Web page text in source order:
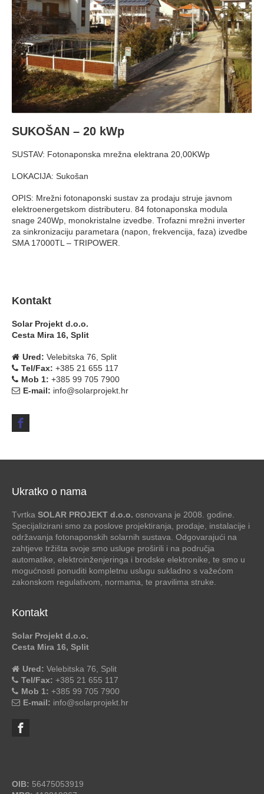
SUKOŠAN – 20 kWp
SUSTAV: Fotonaponska mrežna elektrana 20,00KWp
LOKACIJA: Sukošan
OPIS: Mrežni fotonaponski sustav za prodaju struje javnom
elektroenergetskom distributeru. 84 fotonaponska modula
snage 240Wp, monokristalne izvedbe. Trofazni mrežni inverter
za sinkronizaciju parametara (napon, frekvencija, faza) izvedbe
SMA 17000TL – TRIPOWER.
Kontakt
Solar Projekt d.o.o.
Cesta Mira 16, Split
Ured: Velebitska 76, Split
Tel/Fax: +385 21 655 117
Mob 1: +385 99 705 7900
E-mail: info@solarprojekt.hr
Ukratko o nama
Tvrtka SOLAR PROJEKT d.o.o. osnovana je 2008. godine.
Specijalizirani smo za poslove projektiranja, prodaje, instalacije i
održavanja fotonaponskih solarnih sustava. Odgovarajući na
zahtjeve tržišta svoje smo usluge proširili i na područja
automatike, elektroinženjeringa i brodske elektronike, te smo u
mogućnosti ponuditi kompletnu uslugu sukladno s važećom
zakonskom regulativom, normama, te pravilima struke.
Kontakt
Solar Projekt d.o.o.
Cesta Mira 16, Split
Ured: Velebitska 76, Split
Tel/Fax: +385 21 655 117
Mob 1: +385 99 705 7900
E-mail: info@solarprojekt.hr
OIB: 56475053919